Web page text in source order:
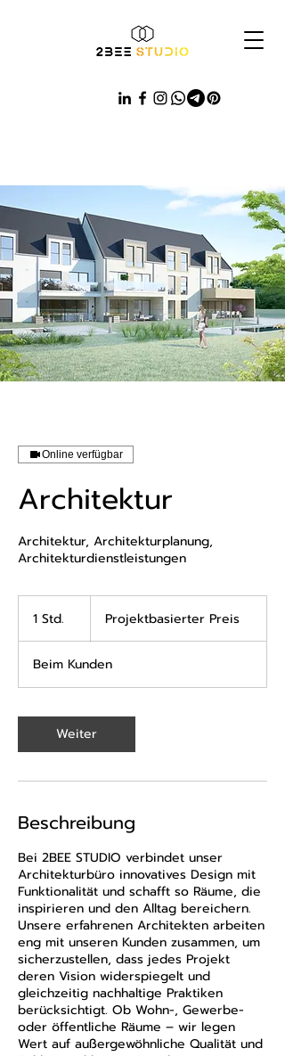
Online verfügbar
Architektur
Architektur, Architekturplanung,
Architekturdienstleistungen
1 Std.
d
Projektbasierter Preis
Beim Kunden
Weiter
Beschreibung
Bei 2BEE STUDIO verbindet unser
Architekturbüro innovatives Design mit
Funktionalität und schafft so Räume, die
inspirieren und den Alltag bereichern.
Unsere erfahrenen Architekten arbeiten
eng mit unseren Kunden zusammen, um
sicherzustellen, dass jedes Projekt
deren Vision widerspiegelt und
gleichzeitig nachhaltige Praktiken
berücksichtigt. Ob Wohn-, Gewerbe-
oder öffentliche Räume – wir legen
Wert auf außergewöhnliche Qualität und